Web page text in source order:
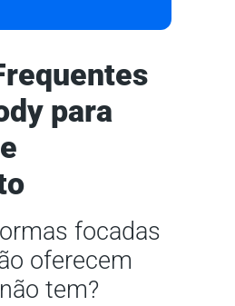
para
focadas
oferecem
tem?